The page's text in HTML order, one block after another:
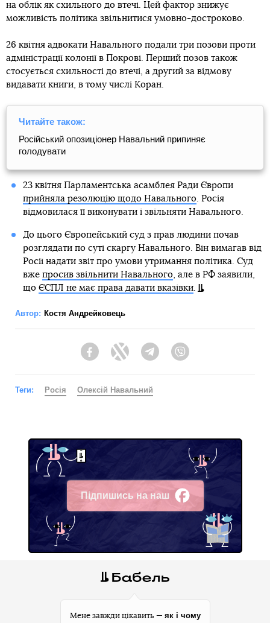
на облік як схильного до втечі. Цей фактор знижує
можливість політика звільнитися умовно-достроково.
26 квітня адвокати Навального подали три позови проти
адміністрації колонії в Покрові. Перший позов також
стосується схильності до втечі, а другий за відмову
видавати книги, в тому числі Коран.
Читайте також:
Російський опозиціонер Навальний припиняє
голодувати
23 квітня Парламентська асамблея Ради Європи
прийняла резолюцію щодо Навального. Росія
відмовилася її виконувати і звільняти Навального.
До цього Європейський суд з прав людини почав
розглядати по суті скаргу Навального. Він вимагав від
Росії надати звіт про умови утримання політика. Суд
вже просив звільнити Навального, але в РФ заявили,
що ЄСПЛ не має права давати вказівки.
Автор: Костя Андрейковець
FacebookTwitter Telegram
Теги: Росія Олексій Навальний
Підпишись на наш
Facebook
Мене завжди цікавить — як і чому